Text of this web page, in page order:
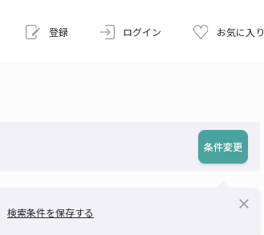
登録 ログイン お気に入り
条件変更
検索条件を保存する
close